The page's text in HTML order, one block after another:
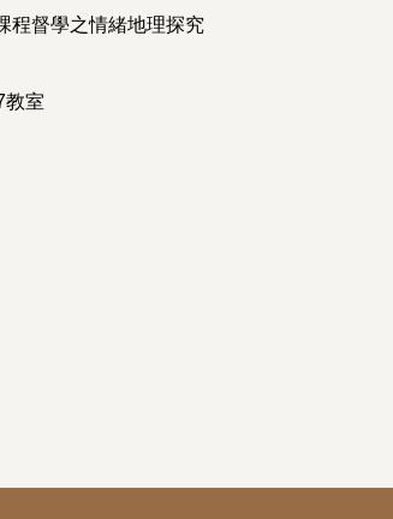
程督學之情緒地理探究
教室